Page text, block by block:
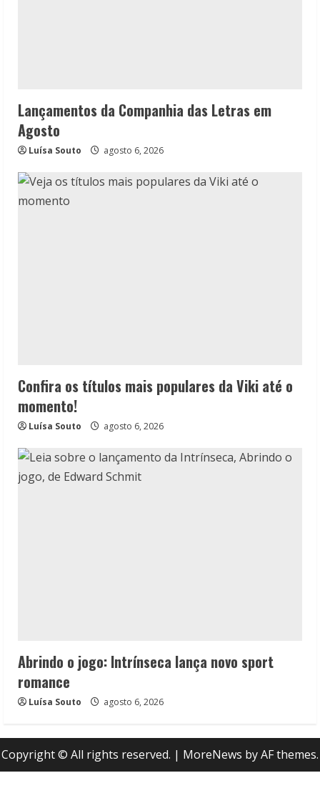
Lançamentos da Companhia das Letras em
Agosto
Luísa Souto agosto 6, 2026
Confira os títulos mais populares da Viki até o
momento!
Luísa Souto agosto 6, 2026
Abrindo o jogo: Intrínseca lança novo sport
romance
Luísa Souto agosto 6, 2026
Copyright © All rights reserved. | MoreNews by AF themes.